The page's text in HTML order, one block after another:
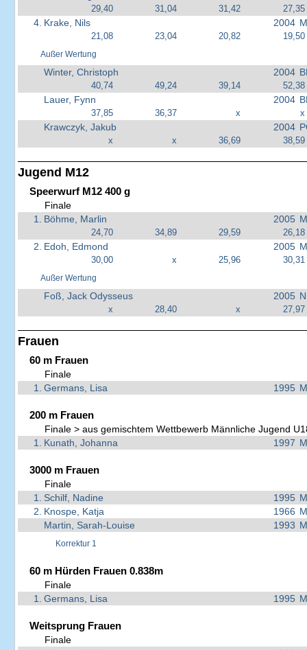
29,40 31,04 31,42 27,35
4. Krake, Nils 2004
21,08 23,04 20,82 19,50
Außer Wertung
Winter, Christoph 2004
40,74 49,24 39,14 52,38
Lauer, Fynn 2004
37,85 36,37 x x
Krawczyk, Jakub 2004
x x 36,69 38,59
Jugend M12
Speerwurf M12 400 g
Finale
1.
Böhme, Marlin 2005
24,70 34,89 29,59 26,18
2. Edoh, Edmond 2005
30,00 x 25,96 30,31
Außer Wertung
Foß, Jack Odysseus 2005
x 28,40 x 27,97
Frauen
60 m Frauen
Finale
1.
Germans, Lisa 1995
200 m Frauen
Finale > aus gemischtem Wettbewerb Männliche Jugend
1.
Kunath, Johanna 1997
3000 m Frauen
Finale
1.
Schilf, Nadine 1995
2. Knospe, Katja 1966
Martin, Sarah-Louise
1993
Korrektur 1
60 m Hürden Frauen 0.838m
Finale
1.
Germans, Lisa 1995
Weitsprung Frauen
Finale